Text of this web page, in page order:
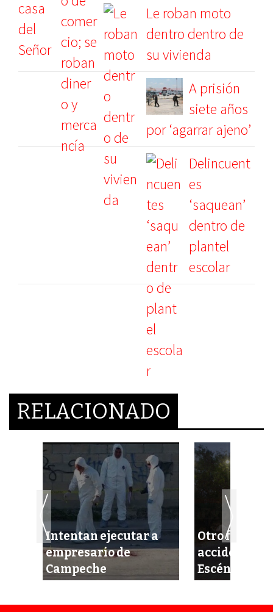
Le roban moto
dentro dentro de
su vivienda
A prisión
siete años
por ‘agarrar ajeno’
Delincuent
es
‘saquean’
dentro de
plantel
escolar
RELACIONADO
Intentan ejecutar a
empresario de
Campeche
Otro
accidente
Escénica